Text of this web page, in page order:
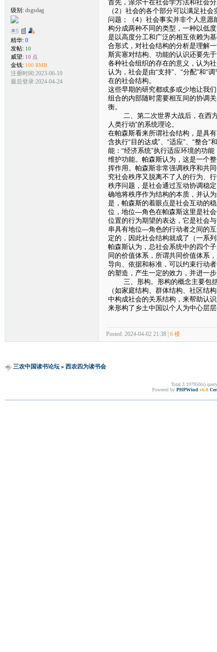
级别: dsgsdag
精华: 0
发帖: 10
威望: 10 点
金钱: 100 RMB
注册时间:2023-06-10
最后登录:2024-04-24
首先，涂尔干在社会学方法和社会
（2）社会的各个部分可以满足社
问题；（4）社会事实并非个人意
构分成两种不同的类型，一种以低
是以高度分工和广泛的相互依赖为
合形式，对社会结构的分析是理解
斯宾塞对结构、功能的认识还要先
各种社会组织的存在的意义，认为
认为，社会是由“支持”、“分配”和“
在的社会结构。
这些早期的研究都或多或少地让我
组合的内部随时需要相互间的协调
衡。
二、第二次世界大战后，在西方
人类行动”的系统理论。
在帕森斯看来所谓社会结构，是具
含执行“目的达成”、“适应”、“整合
能：“经济系统”执行适应环境的功
维护功能。帕森斯认为，这是一个
挥作用。帕森斯非常强调秩序和共
究社会秩序又脱离不了人的行为、
秩序问题，是社会通过互动协调稳
确地将秩序作为结构的本质，并认
是，帕森斯的着眼点是社会互动的
位，地位—角色在帕森斯这里是社会
位置的行为期望的表达，它是社会
串具有地位—角色的行动者之间的
定的，因此社会结构就成了（一系
帕森斯认为，总社会系统中的四个
同的价值体系，所谓共同价值体系
导向、依据和标准，可以约束行动
的塑造，产生一定的效力，并进一
三、形构。形构的概念主要包括
（如家庭结构、群体结构、社区结
中构成社会的关系结构，来帮助认
来形构了乡土中国以个人为中心层
Posted: 2024-04-02 21:38 | 6 楼
三农中国读书论坛» 西农四为读书会
Total 3.197950(s)
Powered by PHPWind v6.0